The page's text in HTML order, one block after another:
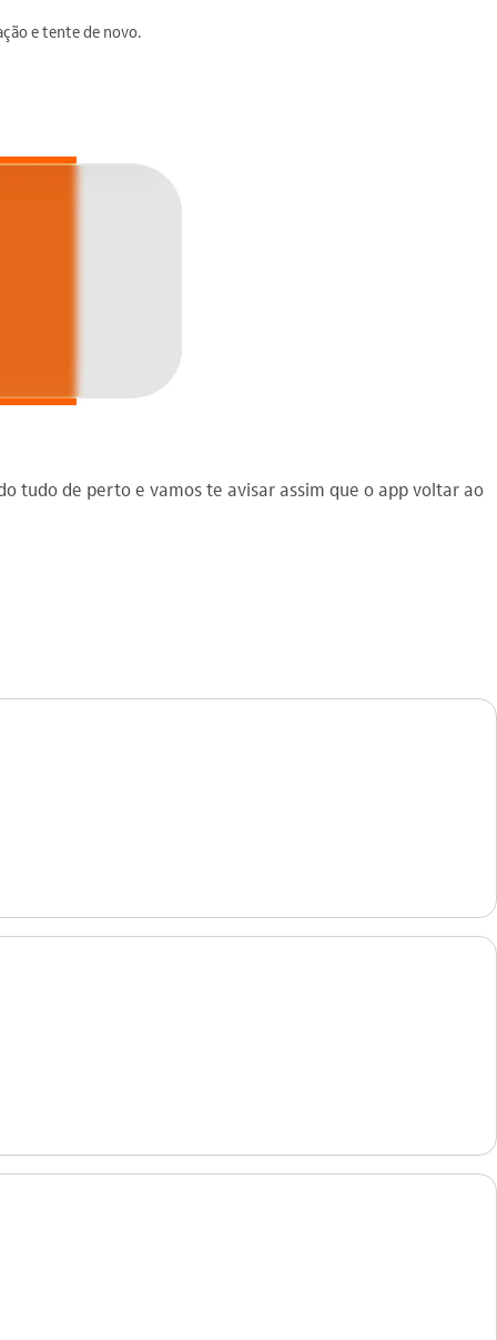
e tente de novo.
tudo de perto e vamos te avisar assim que o app voltar ao